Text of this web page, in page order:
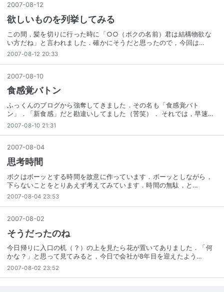
2007-08-12
欲しいものを列挙してみる
この間，髪を切りに行った時に「○○（ボクの名前）君は結構物欲な
い方だね」と言われました．確かにそうだと思ったので，今回は…
2007-08-12 20:33
2007-08-10
食感覚バトン
ふっくんのブログから強奪してきました．その名も「食感覚バト
ン」．「新食感」だと勘違いしてました（苦笑）． それでは，早速…
2007-08-10 21:31
2007-08-04
思考時間
ボクはボーッとする時間を故意に作っています．ボーッとしながら，
下らないことをとりあえず考えてみています．時間の無駄，と…
2007-08-04 23:53
2007-08-02
そうだったのね
今日帰りに入口の机（？）の上を見たら花が置いてありました．「何
かな？」と思って見てみると，今日で会社が8年目を迎えたよう…
2007-08-02 23:52